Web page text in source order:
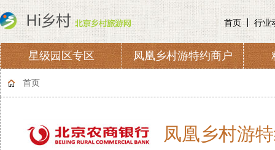
首页 行业
星级园区专区 凤凰乡村游特约商户
协会章程
首页
凤凰乡村游